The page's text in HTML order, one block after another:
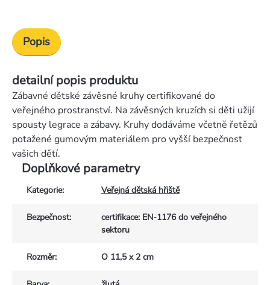
Popis
detailní popis produktu
Zábavné dětské závěsné kruhy certifikované do
veřejného prostranství. Na závěsných kruzích si děti užijí
spousty legrace a zábavy. Kruhy dodáváme včetně řetězů
potažené gumovým materiálem pro vyšší bezpečnost
vašich dětí.
Doplňkové parametry
Kategorie: Veřejná dětská hřiště
Bezpečnost:
certifikace: EN-1176 do veřejného
sektoru
Rozměr: O 11,5 x 2 cm